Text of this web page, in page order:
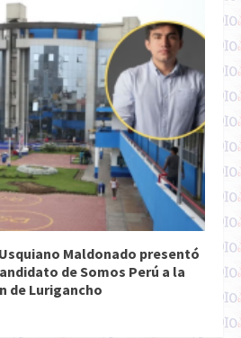
Maldonado presentó
de Somos Perú a la
de Lurigancho